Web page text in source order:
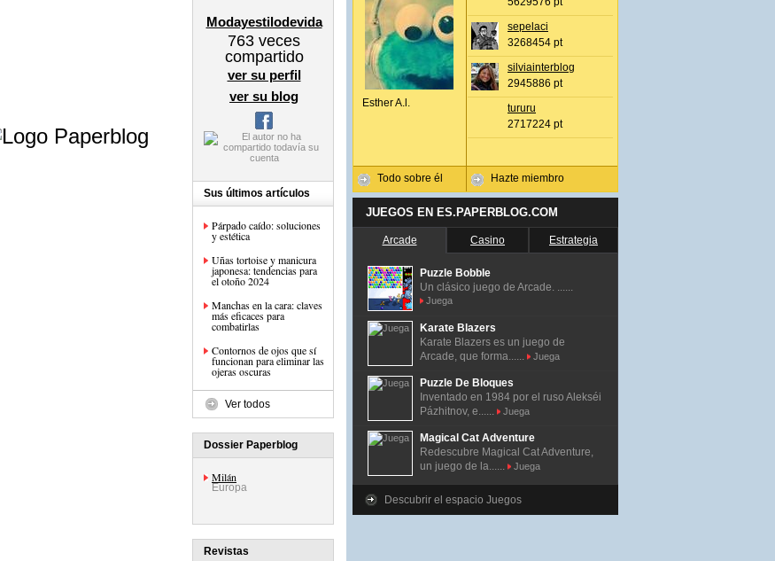
Modayestilodevida
763 veces
compartido
ver su perfil
ver su blog
Sus últimos artículos
Párpado caído: soluciones
y estética
Uñas tortoise y manicura
japonesa: tendencias para
el otoño 2024
Manchas en la cara: claves
más eficaces para
combatirlas
Contornos de ojos que sí
funcionan para eliminar las
ojeras oscuras
Ver todos
Dossier Paperblog
Milán
Europa
Revistas
Esther A.l.
Todo sobre él
sepelaci
3268454 pt
silviainterblog
2945886 pt
tururu
2717224 pt
Hazte miembro
JUEGOS EN ES.PAPERBLOG.COM
Arcade Casino Estrategia
Puzzle Bobble
Un clásico juego de Arcade. ......
Juega
Karate Blazers
Karate Blazers es un juego de
Arcade, que forma......
Juega
Puzzle De Bloques
Inventado en 1984 por el ruso Alekséi
Pázhitnov, e......
Juega
Magical Cat Adventure
Redescubre Magical Cat Adventure,
un juego de la......
Juega
Descubrir el espacio Juegos